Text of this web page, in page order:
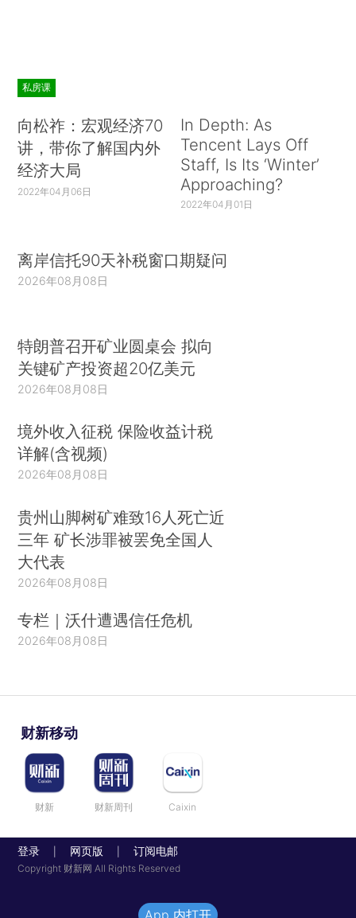
私房课
向松祚：宏观经济70
讲，带你了解国内外
经济大局
2022年04月06日
In Depth: As
Tencent Lays Off
Staff, Is Its ‘Winter’
Approaching?
2022年04月01日
离岸信托90天补税窗口期疑问
2026年08月08日
特朗普召开矿业圆桌会 拟向
关键矿产投资超20亿美元
2026年08月08日
境外收入征税 保险收益计税
详解(含视频)
2026年08月08日
贵州山脚树矿难致16人死亡近
三年 矿长涉罪被罢免全国人
大代表
2026年08月08日
专栏｜沃什遭遇信任危机
2026年08月08日
财新移动
财新 财新周刊 Caixin
登录 网页版 订阅电邮
Copyright 财新网 All Rights Reserved
App 内打开